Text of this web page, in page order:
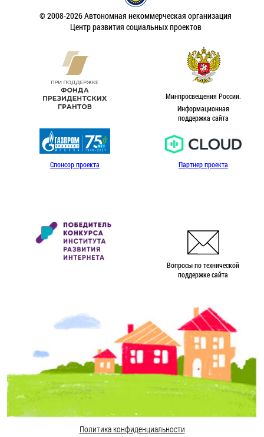
© 2008-2026 Автономная некоммерческая организация
Центр развития социальных проектов
Минпросвещения России.
Информационная
поддержка сайта
Спонсор проекта Партнер проекта
Вопросы по технической
поддержке сайта
Политика конфиденциальности